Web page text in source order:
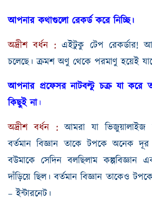
আপনার কথাগুলো রেকর্ড করে নিচ্ছি।
অদ্রীশ বর্ধন : এইটুকু টেপ রেকর্ডার!
চলেছে। ক্রমশ অণু থেকে পরমাণু হয়েই
আপনার প্রফেসর নাটবল্টু চক্র যা করে
কিছুই না।
অদ্রীশ বর্ধন :আমরা যা ভিজুয়ালাইজ
বর্তমান বিজ্ঞান তাকে টপকে অনেক দূর
বউমাকে সেদিন বলছিলাম কল্পবিজ্ঞান
দাঁড়িয়ে ছিল। বর্তমান বিজ্ঞান তাকেও
–ইন্টারনেট।